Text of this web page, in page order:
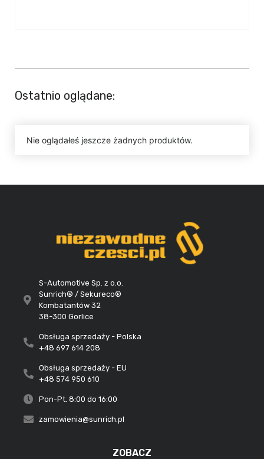
Ostatnio oglądane:
Nie oglądałeś jeszcze żadnych produktów.
S-Automotive Sp. z o.o.
Sunrich® / Sekureco®
Kombatantów 32
38-300 Gorlice
Obsługa sprzedaży - Polska
+48 697 614 208
Obsługa sprzedaży - EU
+48 574 950 610
Pon-Pt. 8:00 do 16:00
zamowienia@sunrich.pl
ZOBACZ